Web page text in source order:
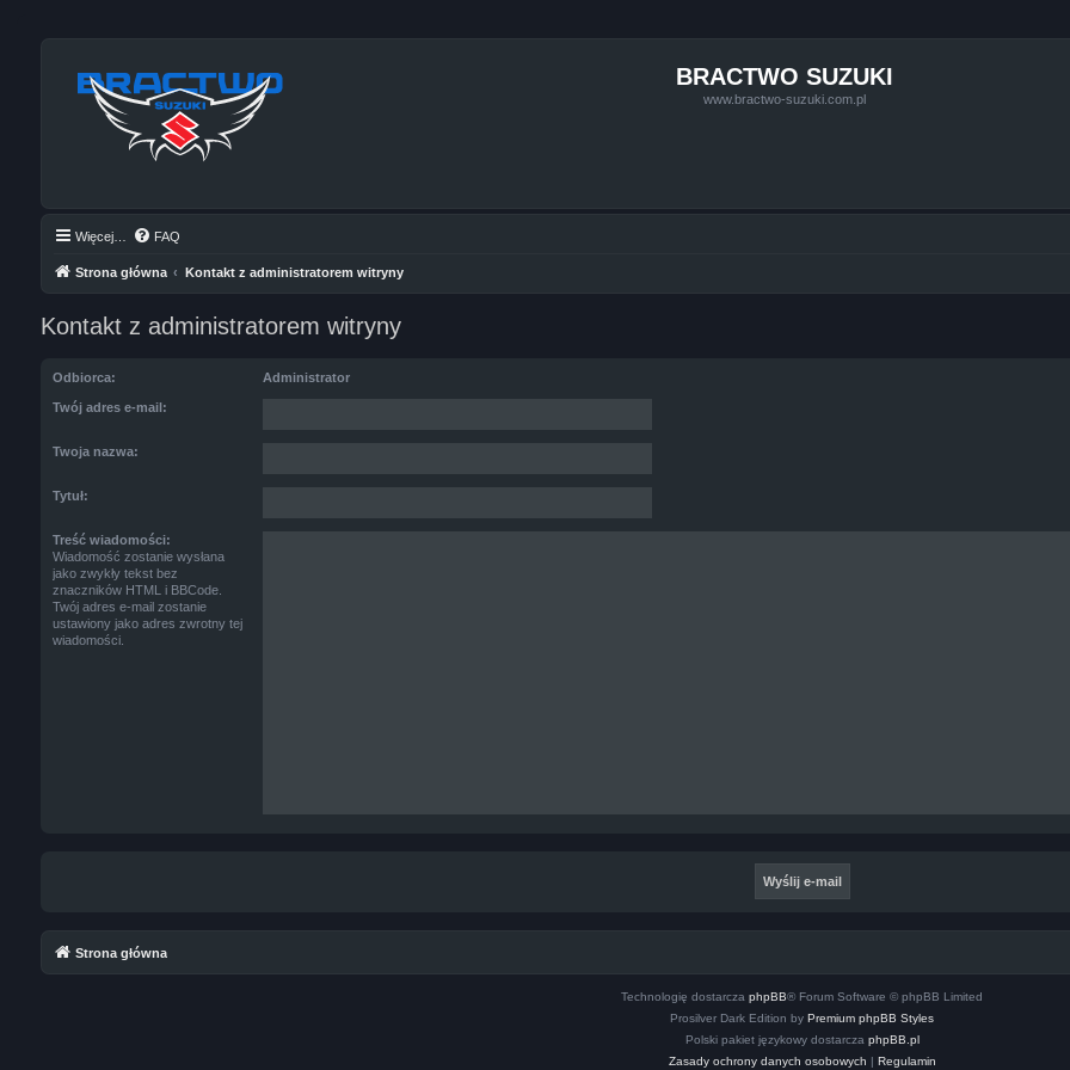
BRACTWO SUZUKI
www.bractwo-suzuki.com.pl
Więcej… FAQ
Strona główna Kontakt z administratorem witryny
Kontakt z administratorem witryny
Odbiorca: Administrator
Twój adres e-mail:
Twoja nazwa:
Tytuł:
Treść wiadomości:
Wiadomość zostanie wysłana
jako zwykły tekst bez
znaczników HTML i BBCode.
Twój adres e-mail zostanie
ustawiony jako adres zwrotny tej
wiadomości.
Strona główna
Technologię dostarczaphpBB® Forum Software © phpBB Limited
Prosilver Dark Edition byPremium phpBB Styles
Polski pakiet językowy dostarcza phpBB.pl
Zasady ochrony danych osobowych | Regulamin